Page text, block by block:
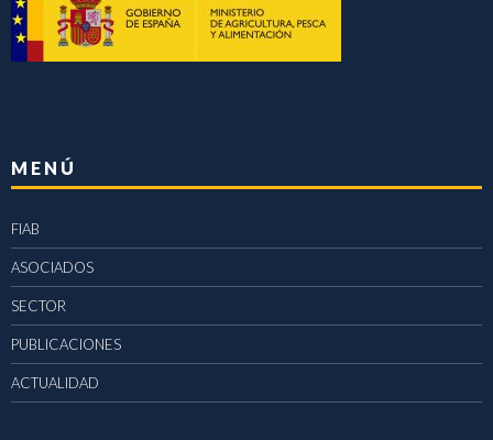
MENÚ
FIAB
ASOCIADOS
SECTOR
PUBLICACIONES
ACTUALIDAD